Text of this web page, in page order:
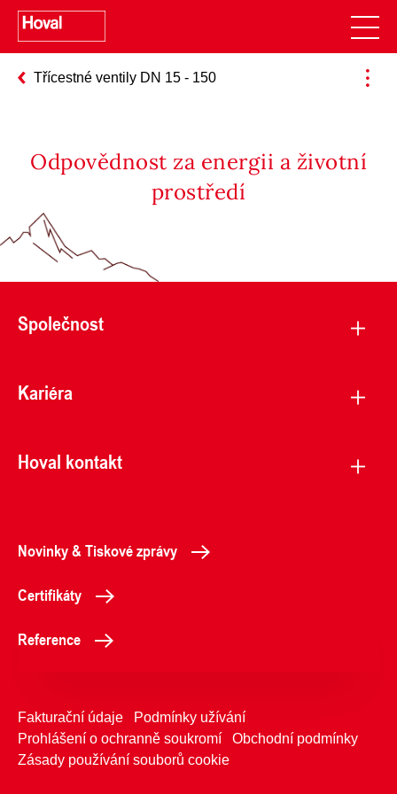
Třícestné ventily DN 15 - 150
Odpovědnost za energii a životní
prostředí
Společnost
Kariéra
Hoval kontakt
Novinky & Tiskové zprávy
Certifikáty
Reference
Fakturační údaje
Podmínky užívání
Prohlášení o ochranně soukromí
Obchodní podmínky
Zásady používání souborů cookie